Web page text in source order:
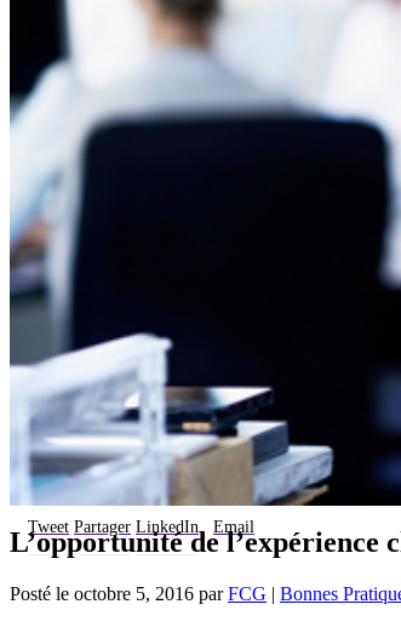
Tweet Partager LinkedIn Email
L’opportunité de l’expérience
Posté le octobre 5, 2016 parFCG | Bonnes